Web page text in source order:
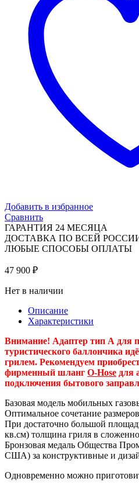
Добавить в избранное
Сравнить
ГАРАНТИЯ 24 МЕСЯЦА
ДОСТАВКА ПО ВСЕЙ
ЛЮБЫЕ СПОСОБЫ ОПЛАТЫ
47 900 ₽
Нет в наличии
Описание
Характеристики
Внимание! Адаптер тип А для
туристического баллончика
грилем. Рекомендуем
фирменный шланг O-Hose для
подключения бытового
Базовая модель мобильных
Оптимальное сочетание
При достаточно большой
кв.см) толщина гриля в
Бронзовая медаль Общества
США) за конструктивные и
Одновременно можно